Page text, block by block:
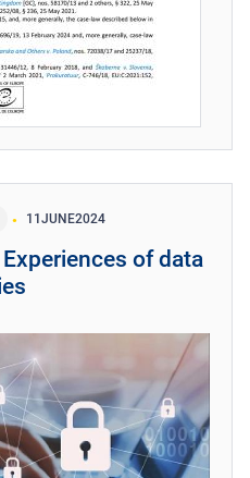
11 JUNE2024
of data